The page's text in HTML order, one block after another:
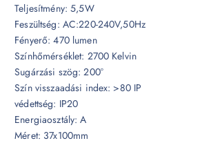
Teljesítmény: 5,5W
Feszültség: AC:220-240V,50Hz
Fényerő: 470 lumen
Színhőmérséklet: 2700 Kelvin
Sugárzási szög: 200°
Szín visszaadási index: >80 IP
védettség: IP20
Energiaosztály: A
Méret: 37x100mm